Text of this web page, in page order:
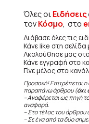
Όλες οιΕιδήσεις
τονΚόσμο, στο
Διάβασε όλες τις
Κάνε like στη σελίδα
Ακολούθησε μας στο
Κάνε εγγραφή στο
Γίνε μέλος στο
Προσοχή! Επιτρέπεται
παραπάνω άρθρου (όχι
– Αναφέρεται ως πηγή
αναφορά.
– Στο τέλος του άρθρου
– Σε ένα από τα δύο